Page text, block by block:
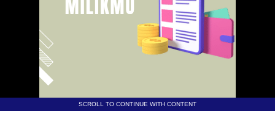
SCROLL TO CONTINUE WITH CONTENT